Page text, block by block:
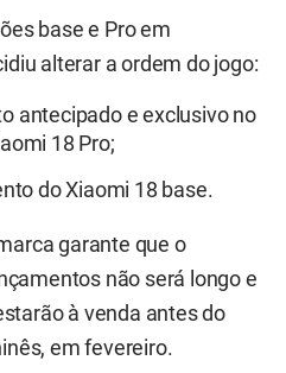
base e Pro em
alterar a ordem do jogo:
antecipado e exclusivo no
18 Pro;
do Xiaomi 18 base.
garante que o
não será longo e
à venda antes do
em fevereiro.